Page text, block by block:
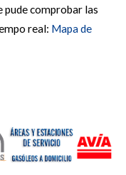
pude comprobar las
real: Mapa de